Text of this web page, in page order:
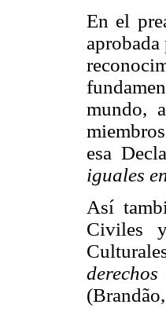
En el
aprobada
mundo,
esa
iguales
Así
Civiles
(Brandão